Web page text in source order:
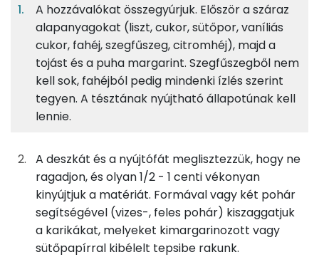
6%
53%
Szénhidrát
22%
33g margarin
239 kcal
60g finomliszt
218 kcal
2gsütőpor
1 kcal
3gvaníliás cukor
13 kcal
18gtojás
23 kcal
Egy
adagban
3
adagban
100
grammban
6%
Fehérje
53%
Szénhidrát
22%
Zsír
20%
Víz
TOP ásványi anyagok
Nátrium
Kálcium
Szelén
A hozzávalókat összegyúrjuk. Először a száraz
alapanyagokat (liszt, cukor, sütőpor, vaníliás
cukor, fahéj, szegfűszeg, citromhéj), majd a
tojást és a puha margarint. Szegfűszegből nem
kell sok, fahéjból pedig mindenki ízlés szerint
tegyen. A tésztának nyújtható állapotúnak kell
lennie.
A deszkát és a nyújtófát meglisztezzük, hogy ne
ragadjon, és olyan 1/2 - 1 centi vékonyan
kinyújtjuk a matériát. Formával vagy két pohár
segítségével (vizes-, feles pohár) kiszaggatjuk
a karikákat, melyeket kimargarinozott vagy
sütőpapírral kibélelt tepsibe rakunk.